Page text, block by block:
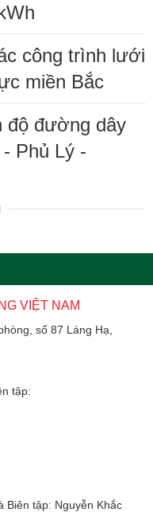
công trình lưới
miền Bắc
độ đường dây
Phủ Lý -
VIỆT NAM
số 87 Láng Hạ,
tập:
Biên tập: Nguyễn Khắc